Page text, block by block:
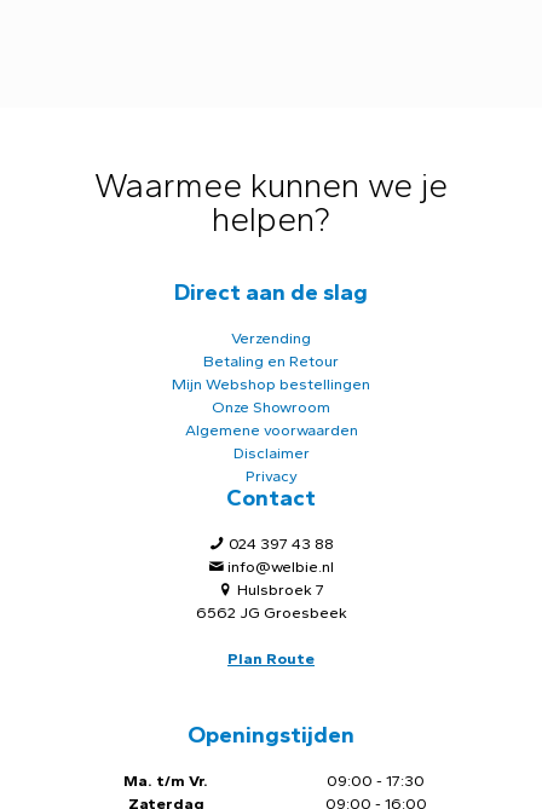
Waarmee kunnen we je
helpen?
Direct aan de slag
Verzending
Betaling en Retour
Mijn Webshop bestellingen
Onze Showroom
Algemene voorwaarden
Disclaimer
Privacy
Contact
024 397 43 88
info@welbie.nl
Hulsbroek 7
6562 JG Groesbeek
Plan Route
Openingstijden
Ma. t/m Vr.
Zaterdag
09:00 - 17:30
09:00 - 16:00